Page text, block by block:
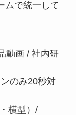
ムで統一して
動画 / 社内研
のみ20秒対
横型）/